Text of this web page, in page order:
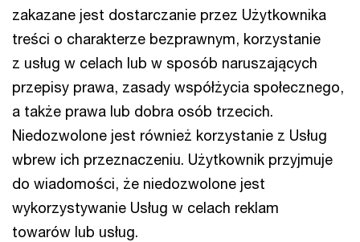
zakazane jest dostarczanie przez Użytkownika
treści o charakterze bezprawnym, korzystanie
z usług w celach lub w sposób naruszających
przepisy prawa, zasady współżycia społecznego,
a także prawa lub dobra osób trzecich.
Niedozwolone jest również korzystanie z Usług
wbrew ich przeznaczeniu. Użytkownik przyjmuje
do wiadomości, że niedozwolone jest
wykorzystywanie Usług w celach reklam
towarów lub usług.